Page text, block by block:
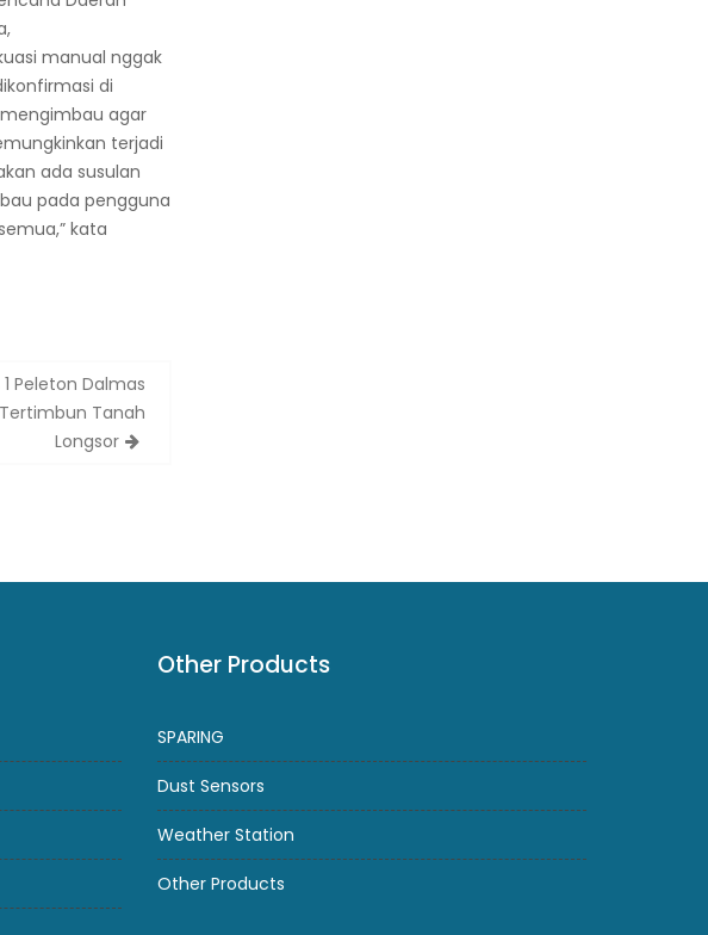
manual nggak
di
agar
terjadi
ada susulan
pada pengguna
kata
Peleton Dalmas
Tanah
Longsor
Other Products
SPARING
Dust Sensors
Weather Station
Other Products